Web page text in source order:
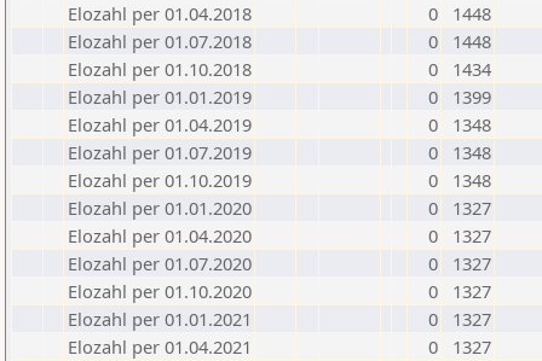
Elozahl per 01.04.2018
0
1448
Elozahl per 01.07.2018
0
1448
Elozahl per 01.10.2018
0
1434
Elozahl per 01.01.2019
0
1399
Elozahl per 01.04.2019
0
1348
Elozahl per 01.07.2019
0
1348
Elozahl per 01.10.2019
0
1348
Elozahl per 01.01.2020
0
1327
Elozahl per 01.04.2020
0
1327
Elozahl per 01.07.2020
0
1327
Elozahl per 01.10.2020
0
1327
Elozahl per 01.01.2021
0
1327
Elozahl per 01.04.2021
0
1327